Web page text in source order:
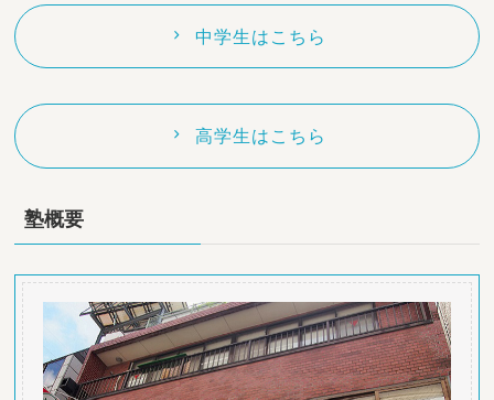
中学生はこちら
高学生はこちら
塾概要